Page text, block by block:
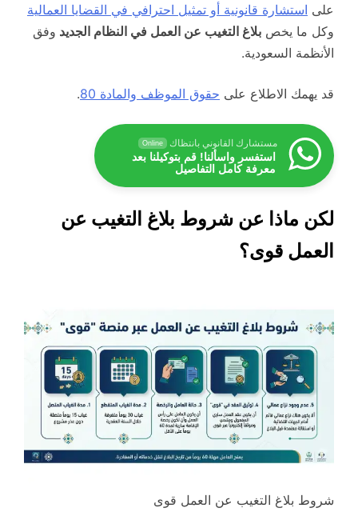
على استشارة قانونية أو تمثيل احترافي في القضايا العمالية
وكل ما يخص بلاغ التغيب عن العمل في النظام الجديد وفق
الأنظمة السعودية.
قد يهمك الاطلاع على حقوق الموظف والمادة 80 .
مستشارك القانوني بانتظاك Online
استفسر واسألنا! قم بتوكيلنا بعد
معرفة كامل التفاصيل
لكن ماذا عن شروط بلاغ التغيب عن
العمل قوى؟
شروط بلاغ التغيب عن العمل قوى